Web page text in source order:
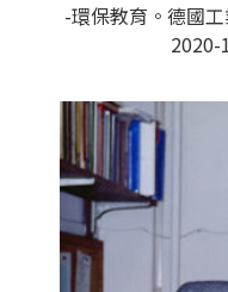
-環保教育。德國
2020-